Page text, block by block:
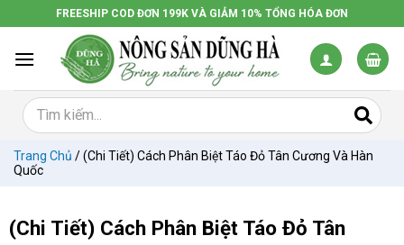
đến
dung
FREESHIP COD ĐƠN 199K VÀ GIẢM 10% TỔNG HÓA ĐƠN
Trang Chủ /(Chi Tiết) Cách Phân Biệt Táo Đỏ Tân Cương Và Hàn
Quốc
(Chi Tiết) Cách Phân Biệt Táo Đỏ Tân